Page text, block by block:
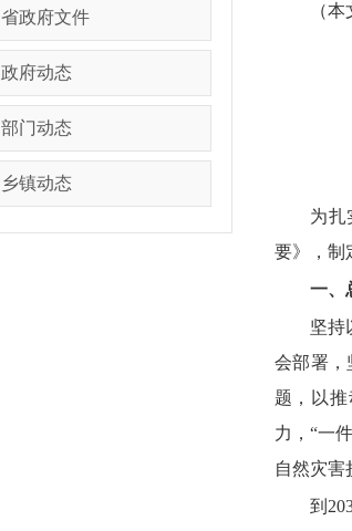
省政府文件
政府动态
部门动态
乡镇动态
（
为扎
要》，制
一、
坚持
会部署，
题，以
力，“一
自然灾害
到